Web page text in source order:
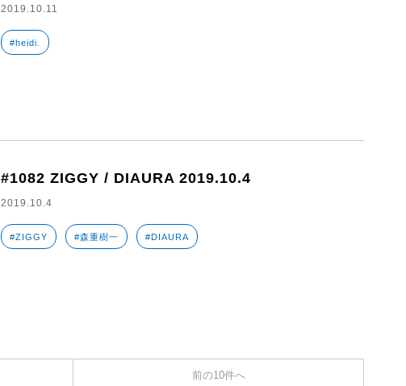
2019.10.11
#heidi.
#1082 ZIGGY / DIAURA 2019.10.4
2019.10.4
#ZIGGY #森重樹一 #DIAURA
前の10件へ